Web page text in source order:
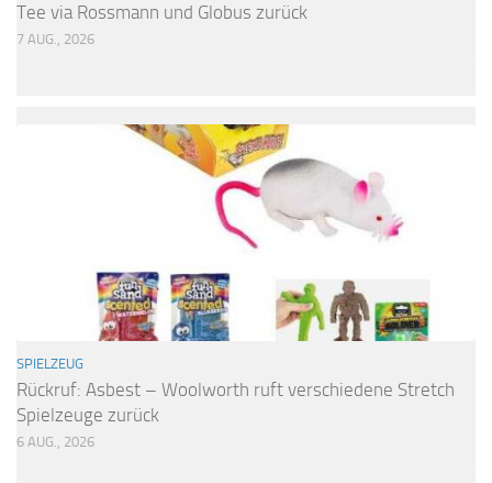
Tee via Rossmann und Globus zurück
7 AUG., 2026
SPIELZEUG
Rückruf: Asbest – Woolworth ruft verschiedene Stretch
Spielzeuge zurück
6 AUG., 2026